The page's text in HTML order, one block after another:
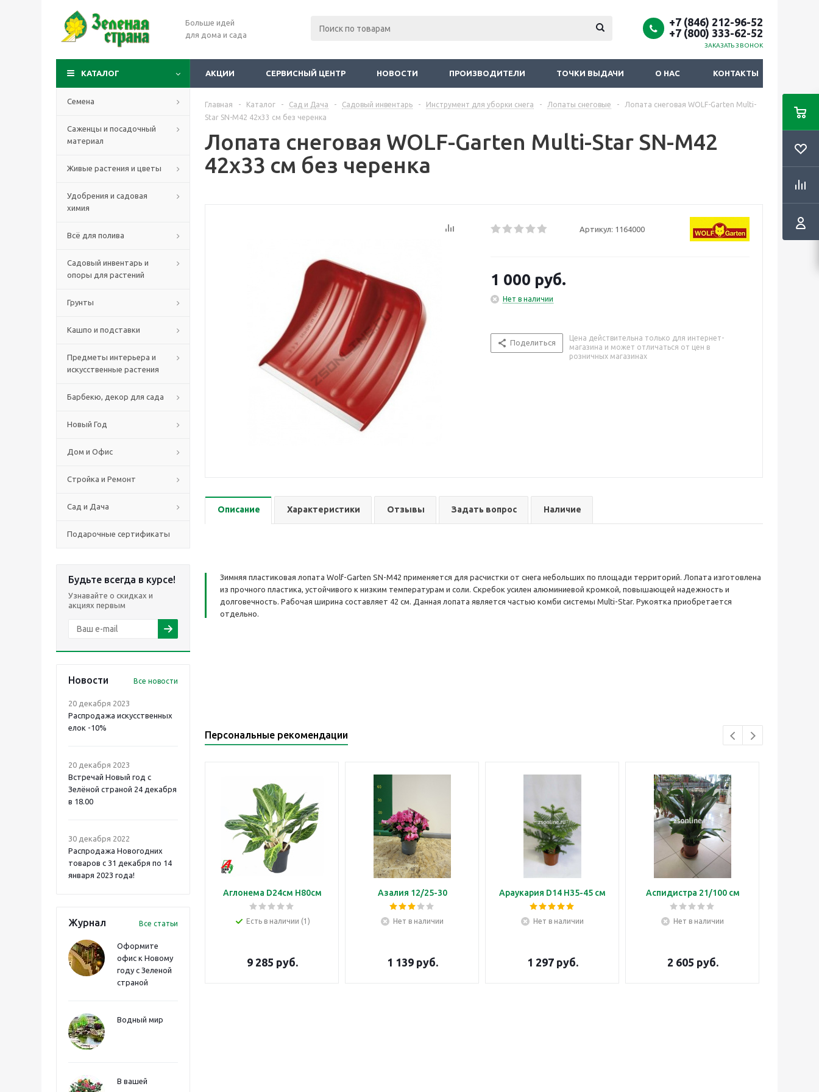
Больше идей
для дома и сада
+7 (846) 212-96-52
+7 (800) 333-62-52
ЗАКАЗАТЬ ЗВОНОК
КАТАЛОГ АКЦИИ СЕРВИСНЫЙ ЦЕНТР НОВОСТИ ПРОИЗВОДИТЕЛИ ТОЧКИ ВЫДАЧИ О НАС КОНТАКТЫ
Семена
Саженцы и посадочный
материал
Живые растения и цветы
Удобрения и садовая
химия
Всё для полива
Садовый инвентарь и
опоры для растений
Грунты
Кашпо и подставки
Предметы интерьера и
искусственные растения
Барбекю, декор для сада
Новый Год
Дом и Офис
Стройка и Ремонт
Сад и Дача
Подарочные сертификаты
Будьте всегда в курсе!
Узнавайте о скидках и
акциях первым
Новости Все новости
20 декабря 2023
Распродажа искусственных
елок -10%
20 декабря 2023
Встречай Новый год с
Зелёной страной 24 декабря
в 18.00
30 декабря 2022
Распродажа Новогодних
товаров с 31 декабря по 14
января 2023 года!
Журнал Все статьи
Оформите
офис к Новому
году с Зеленой
страной
Водный мир
В вашей
Главная - Каталог - Сад и Дача - Садовый инвентарь - Инструмент для уборки снега - Лопаты снеговые -
Лопата снеговая WOLF-Garten Multi-
Star SN-M42 42х33 см без черенка
Лопата снеговая WOLF-Garten Multi-Star SN-M42
42х33 см без черенка
Артикул: 1164000
1 000 руб.
Нет в наличии
Поделиться
Цена действительна только для интернет-
магазина и может отличаться от цен в
розничных магазинах
Описание Характеристики Отзывы Задать вопрос Наличие
Зимняя пластиковая лопата Wolf-Garten SN-M42 применяется для расчистки от снега небольших по площади территорий. Лопата изготовлена
из прочного пластика, устойчивого к низким температурам и соли. Скребок усилен алюминиевой кромкой, повышающей надежность и
долговечность. Рабочая ширина составляет 42 см. Данная лопата является частью комби системы Multi-Star. Рукоятка приобретается
отдельно.
Персональные рекомендации
Аглонема D24см H80см
Есть в наличии (1)
9 285 руб.
Азалия 12/25-30
Нет в наличии
1 139руб.
Араукария D14 H35-45 см
Нет в наличии
1 297руб.
Аспидистра 21/100 см
Нет в наличии
2 605 руб.